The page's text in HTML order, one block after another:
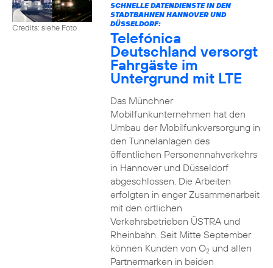
Credits: siehe Foto
SCHNELLE DATENDIENSTE IN DEN
STADTBAHNEN HANNOVER UND
DÜSSELDORF:
Telefónica
Deutschland versorgt
Fahrgäste im
Untergrund mit LTE
Das Münchner
Mobilfunkunternehmen hat den
Umbau der Mobilfunkversorgung in
den Tunnelanlagen des
öffentlichen Personennahverkehrs
in Hannover und Düsseldorf
abgeschlossen. Die Arbeiten
erfolgten in enger Zusammenarbeit
mit den örtlichen
Verkehrsbetrieben ÜSTRA und
Rheinbahn. Seit Mitte September
können Kunden von O2und allen
Partnermarken in beiden